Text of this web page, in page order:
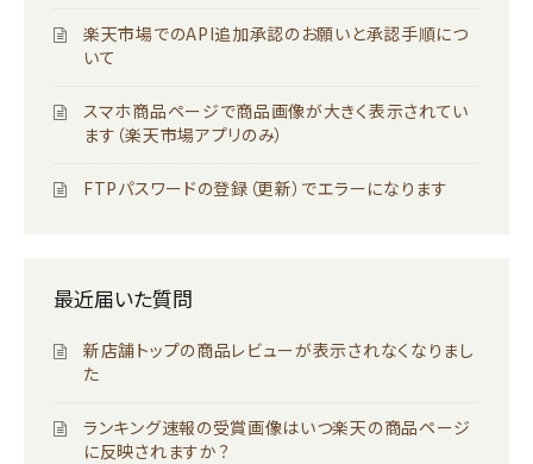
楽天市場でのAPI追加承認のお願いと承認手順につ
いて
スマホ商品ページで商品画像が大きく表示されてい
ます（楽天市場アプリのみ）
FTPパスワードの登録（更新）でエラーになります
最近届いた質問
新店舗トップの商品レビューが表示されなくなりまし
た
ランキング速報の受賞画像はいつ楽天の商品ページ
に反映されますか？